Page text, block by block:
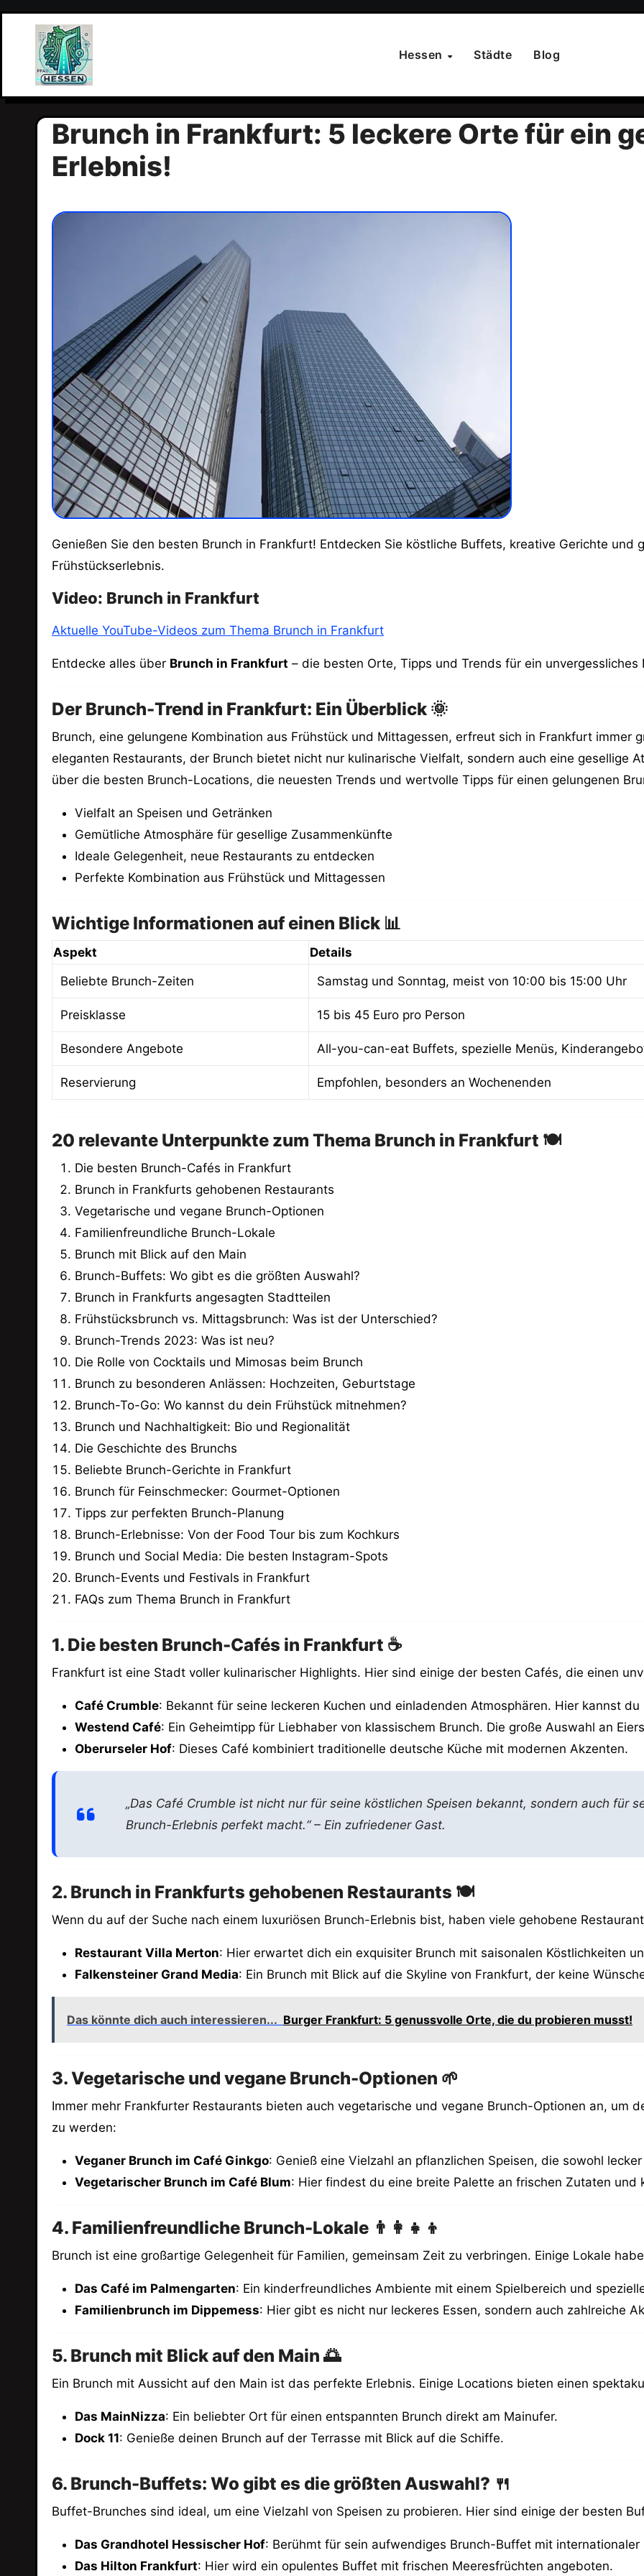
springen
Hessen Städte Blog
Brunch in Frankfurt: 5 leckere Orte für ein
Erlebnis!
Genießen Sie den besten Brunch in Frankfurt! Entdecken Sie köstliche Buffets, kreative Gerichte und gemütliche Locations für ein unvergessliches
Frühstückserlebnis.
Video: Brunch in Frankfurt
Aktuelle YouTube-Videos zum Thema Brunch in Frankfurt
Entdecke alles über Brunch in Frankfurt – die besten Orte, Tipps und Trends für ein
Der Brunch-Trend in Frankfurt: Ein Überblick 🌞
Brunch, eine gelungene Kombination aus Frühstück und Mittagessen, erfreut sich in Frankfurt immer
eleganten Restaurants, der Brunch bietet nicht nur kulinarische Vielfalt, sondern auch eine gesellige
über die besten Brunch-Locations, die neuesten Trends und wertvolle Tipps für einen gelungenen
Vielfalt an Speisen und Getränken
Gemütliche Atmosphäre für gesellige Zusammenkünfte
Ideale Gelegenheit, neue Restaurants zu entdecken
Perfekte Kombination aus Frühstück und Mittagessen
Wichtige Informationen auf einen Blick 📊
Aspekt
Details
Beliebte Brunch-Zeiten
Samstag und Sonntag, meist von 10:00 bis 15:00 Uhr
Preisklasse 15 bis 45 Euro pro Person
Besondere Angebote All-you-can-eat Buffets, spezielle Menüs,
Reservierung Empfohlen, besonders an Wochenenden
20 relevante Unterpunkte zum Thema Brunch in Frankfurt 🍽️
Die besten Brunch-Cafés in Frankfurt
Brunch in Frankfurts gehobenen Restaurants
Vegetarische und vegane Brunch-Optionen
Familienfreundliche Brunch-Lokale
Brunch mit Blick auf den Main
Brunch-Buffets: Wo gibt es die größten Auswahl?
Brunch in Frankfurts angesagten Stadtteilen
Frühstücksbrunch vs. Mittagsbrunch: Was ist der Unterschied?
Brunch-Trends 2023: Was ist neu?
Die Rolle von Cocktails und Mimosas beim Brunch
Brunch zu besonderen Anlässen: Hochzeiten, Geburtstage
Brunch-To-Go: Wo kannst du dein Frühstück mitnehmen?
Brunch und Nachhaltigkeit: Bio und Regionalität
Die Geschichte des Brunchs
Beliebte Brunch-Gerichte in Frankfurt
Brunch für Feinschmecker: Gourmet-Optionen
Tipps zur perfekten Brunch-Planung
Brunch-Erlebnisse: Von der Food Tour bis zum Kochkurs
Brunch und Social Media: Die besten Instagram-Spots
Brunch-Events und Festivals in Frankfurt
FAQs zum Thema Brunch in Frankfurt
1. Die besten Brunch-Cafés in Frankfurt ☕
Frankfurt ist eine Stadt voller kulinarischer Highlights. Hier sind einige der besten Cafés, die einen
Café Crumble: Bekannt für seine leckeren Kuchen und einladenden Atmosphären. Hier kannst
Westend Café: Ein Geheimtipp für Liebhaber von klassischem Brunch. Die große Auswahl an
Oberurseler Hof: Dieses Café kombiniert traditionelle deutsche Küche mit modernen Akzenten.
„Das Café Crumble ist nicht nur für seine köstlichen Speisen bekannt, sondern auch für
Brunch-Erlebnis perfekt macht.“ – Ein zufriedener Gast.
2. Brunch in Frankfurts gehobenen Restaurants 🍽️
Wenn du auf der Suche nach einem luxuriösen Brunch-Erlebnis bist, haben viele gehobene
Restaurant Villa Merton: Hier erwartet dich ein exquisiter Brunch mit saisonalen Köstlichkeiten
Falkensteiner Grand Media: Ein Brunch mit Blick auf die Skyline von Frankfurt, der keine
Das könnte dich auch interessieren... Burger Frankfurt: 5 genussvolle Orte, die du probieren musst!
3. Vegetarische und vegane Brunch-Optionen 🌱
Immer mehr Frankfurter Restaurants bieten auch vegetarische und vegane Brunch-Optionen an, um
zu werden:
Veganer Brunch im Café Ginkgo: Genieß eine Vielzahl an pflanzlichen Speisen, die sowohl
Vegetarischer Brunch im Café Blum: Hier findest du eine breite Palette an frischen Zutaten und
4. Familienfreundliche Brunch-Lokale 👨‍👩‍👧‍👦
Brunch ist eine großartige Gelegenheit für Familien, gemeinsam Zeit zu verbringen. Einige Lokale
Das Café im Palmengarten: Ein kinderfreundliches Ambiente mit einem Spielbereich und
Familienbrunch im Dippemess: Hier gibt es nicht nur leckeres Essen, sondern auch zahlreiche
5. Brunch mit Blick auf den Main 🌅
Ein Brunch mit Aussicht auf den Main ist das perfekte Erlebnis. Einige Locations bieten einen
Das MainNizza: Ein beliebter Ort für einen entspannten Brunch direkt am Mainufer.
Dock 11: Genieße deinen Brunch auf der Terrasse mit Blick auf die Schiffe.
6. Brunch-Buffets: Wo gibt es die größten Auswahl? 🍴
Buffet-Brunches sind ideal, um eine Vielzahl von Speisen zu probieren. Hier sind einige der besten
Das Grandhotel Hessischer Hof: Berühmt für sein aufwendiges Brunch-Buffet mit internationaler
Das Hilton Frankfurt: Hier wird ein opulentes Buffet mit frischen Meeresfrüchten angeboten.